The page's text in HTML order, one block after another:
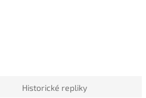
Historické repliky